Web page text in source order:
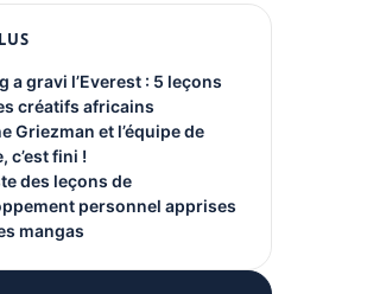
a gravi l’Everest : 5 leçons
créatifs africains
Griezman et l’équipe de
c’est fini !
des leçons de
personnel apprises
mangas